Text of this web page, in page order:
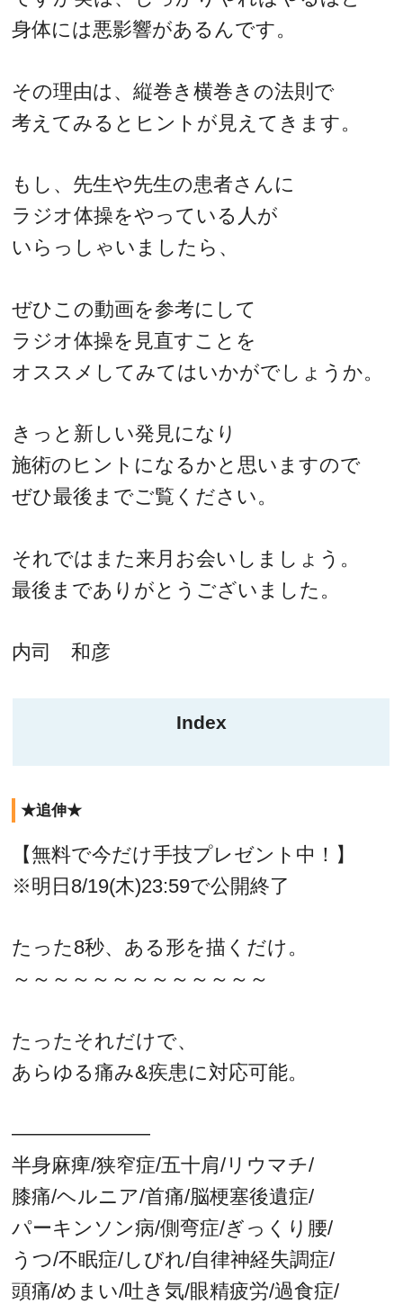
身体には悪影響があるんです。
その理由は、縦巻き横巻きの法則で
考えてみるとヒントが見えてきます。
もし、先生や先生の患者さんに
ラジオ体操をやっている人が
いらっしゃいましたら、
ぜひこの動画を参考にして
ラジオ体操を見直すことを
オススメしてみてはいかがでしょうか。
きっと新しい発見になり
施術のヒントになるかと思いますので
ぜひ最後までご覧ください。
それではまた来月お会いしましょう。
最後までありがとうございました。
内司 和彦
Index
★追伸★
【無料で今だけ手技プレゼント中！】
※明日8/19(木)23:59で公開終了
たった8秒、ある形を描くだけ。
～～～～～～～～～～～～～
たったそれだけで、
あらゆる痛み&疾患に対応可能。
———————
半身麻痺/狭窄症/五十肩/リウマチ/
膝痛/ヘルニア/首痛/脳梗塞後遺症/
パーキンソン病/側弯症/ぎっくり腰/
うつ/不眠症/しびれ/自律神経失調症/
頭痛/めまい/吐き気/眼精疲労/過食症/